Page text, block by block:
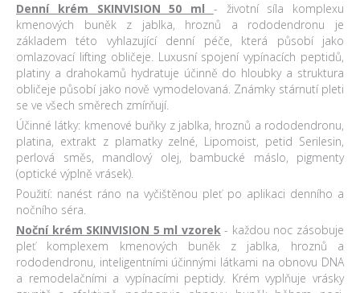
Denní krém SKINVISION 50 ml - životní síla komplexu
kmenových buněk z jablka, hroznů a rododendronu je
základem této vyhlazující denní péče, která působí jako
omlazovací lifting obličeje. Luxusní spojení vypínacích peptidů,
platiny a drahokamů hydratuje účinně do hloubky a struktura
obličeje působí jako nově vymodelovaná. Známky stárnutí pleti
se ve všech směrech zmírňují.
Účinné látky: kmenové buňky z jablka, hroznů a rododendronu,
platina, extrakt z plamatky zelné, Lipomoist, petid Serilesin,
perlová směs, mandlový olej, bambucké máslo, pigmenty
(optické výplně vrásek).
Použití: nanést ráno na vyčištěnou pleť po aplikaci denního a
nočního séra.
Noční krém SKINVISION 5 ml vzorek- každou noc zásobuje
pleť komplexem kmenových buněk z jablka, hroznů a
rododendronu, inteligentními účinnými látkami na obnovu DNA
a remodelačními a vypínacími peptidy. Krém vyplňuje vrásky